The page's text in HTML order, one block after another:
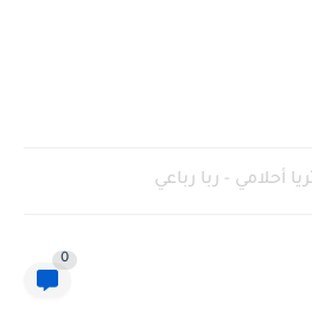
أحلامي - ربا رباعي
0